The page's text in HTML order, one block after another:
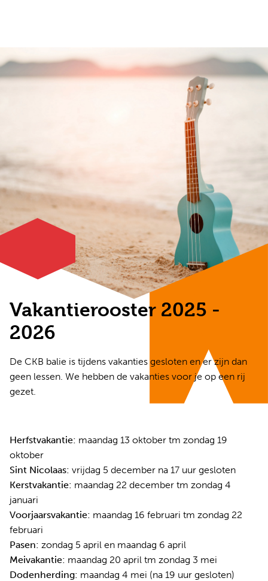
Vakantierooster 2025 -
2026
De CKB balie is tijdens vakanties gesloten en er zijn dan
geen lessen. We hebben de vakanties voor je op een rij
gezet.
Herfstvakantie: maandag 13 oktober tm zondag 19
oktober
Sint Nicolaas: vrijdag 5 december na 17 uur gesloten
Kerstvakantie: maandag 22 december tm zondag 4
januari
Voorjaarsvakantie: maandag 16 februari tm zondag 22
februari
Pasen: zondag 5 april en maandag 6 april
Meivakantie: maandag 20 april tm zondag 3 mei
Dodenherding: maandag 4 mei (na 19 uur gesloten)